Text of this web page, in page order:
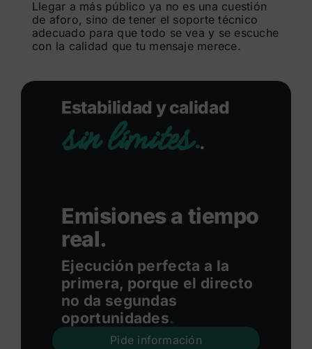
Llegar a más público ya no es una cuestión
de aforo, sino de tener el soporte técnico
adecuado para que todo se vea y se escuche
con la calidad que tu mensaje merece.
Estabilidad y calidad
sin límites..
Emisiones a tiempo
real.
Ejecución perfecta a la
primera, porque el directo
no da segundas
oportunidades.
Pide información